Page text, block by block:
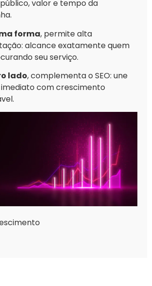
valor e tempo da
forma, permite alta
alcance exatamente quem
seu serviço.
lado, complementa o SEO: une
com crescimento